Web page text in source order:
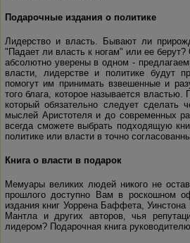
Подарочные издания о политике
Лидерство и власть. Бывают ли
"Падает ли власть к ногам" или ее
абсолютно уверены в одном -
власти, лидерстве и политике будут
помогут им принимать взвешенные и
того блага, которое называется
который обязательно следует сделать
мыслей Аристотеля и до современных
всегда сможете выбрать подходящую
политике или власти в точно
Книга о власти в подарок
Мемуары великих людей никого не
прошлого доступно Вам в роскошном
издания книг Уоррена Баффета,
Мантла и других авторов, чья
лидером? Подарочная книга